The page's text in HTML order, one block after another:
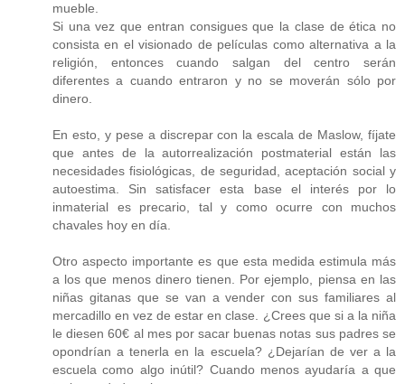
mueble.
Si una vez que entran consigues que la clase de ética no
consista en el visionado de películas como alternativa a la
religión, entonces cuando salgan del centro serán
diferentes a cuando entraron y no se moverán sólo por
dinero.
En esto, y pese a discrepar con la escala de Maslow, fíjate
que antes de la autorrealización postmaterial están las
necesidades fisiológicas, de seguridad, aceptación social y
autoestima. Sin satisfacer esta base el interés por lo
inmaterial es precario, tal y como ocurre con muchos
chavales hoy en día.
Otro aspecto importante es que esta medida estimula más
a los que menos dinero tienen. Por ejemplo, piensa en las
niñas gitanas que se van a vender con sus familiares al
mercadillo en vez de estar en clase. ¿Crees que si a la niña
le diesen 60€ al mes por sacar buenas notas sus padres se
opondrían a tenerla en la escuela? ¿Dejarían de ver a la
escuela como algo inútil? Cuando menos ayudaría a que